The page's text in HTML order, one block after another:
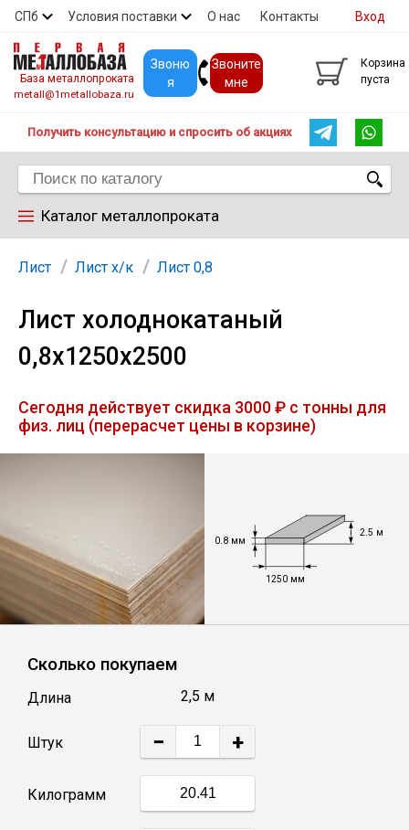
СПб Условия поставки О нас Контакты
Скидки Прайс Покупателям
Вход
База металлопроката
metall@1metallobaza.ru
Звоню
я
Звоните
мне
Корзина
пуста
Получить консультацию и спросить об акциях
Каталог металлопроката
Арматура
Труба профильная
Лист
Швеллер
Катанка
Лист Лист х/к Лист 0,8
Лист холоднокатаный
0,8х1250х2500
Сегодня действует скидка 3000 ₽ с тонны для
физ. лиц (перерасчет цены в корзине)
0.8 мм
2.5 м
1250 мм
Сколько покупаем
Длина 2,5 м
Штук − +
Килограмм